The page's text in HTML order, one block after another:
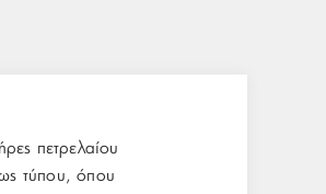
πετρελαίου
τύπου, όπου